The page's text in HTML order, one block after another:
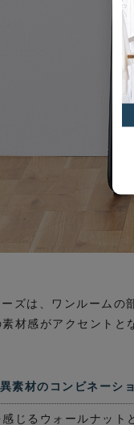
ズは、ワンルームの
材感がアクセントと
素材のコンビネーシ
じるウォールナット